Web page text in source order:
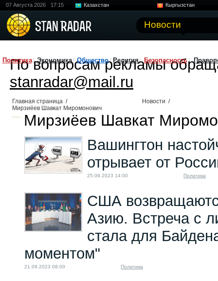
07 Августа 2026 17:15 Казахстан
Кыргызстан
Новости
Политика Экономика Общество Религия Безопасность
По вопросам рекламы
stanradar@mail.ru
Главная страница / Новости /
Мирзиёев Шавкат Миромонович
Мирзиёев Шавкат
Вашингтон
отрывает от
25.09.2023 14:00 Политика
США
Азию. Встреча с
стала для
моментом"
21.09.2023 08:00 Политика